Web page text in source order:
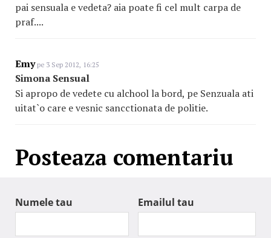
pai sensuala e vedeta? aia poate fi cel mult carpa de
praf....
Emype 3 Sep 2012, 16:25
Simona Sensual
Si apropo de vedete cu alchool la bord, pe Senzuala ati
uitat`o care e vesnic sancctionata de politie.
Posteaza comentariu
Numele tau Emailul tau